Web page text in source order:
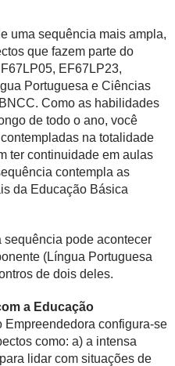
uma sequência mais ampla,
que fazem parte do
EF67LP23,
Portuguesa e Ciências
Como as habilidades
de todo o ano, você
na totalidade
ter continuidade em aulas
contempla as
da Educação Básica
sequência pode acontecer
(Língua Portuguesa
de dois deles.
a Educação
Empreendedora configura-se
como: a) a intensa
lidar com situações de